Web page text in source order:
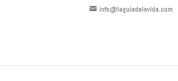
info@laguiadelavida.com